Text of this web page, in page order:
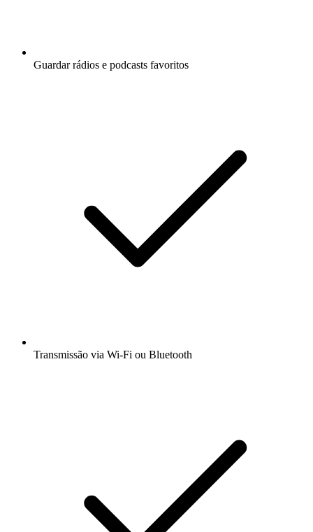
Guardar rádios e podcasts favoritos
Transmissão via Wi-Fi ou Bluetooth